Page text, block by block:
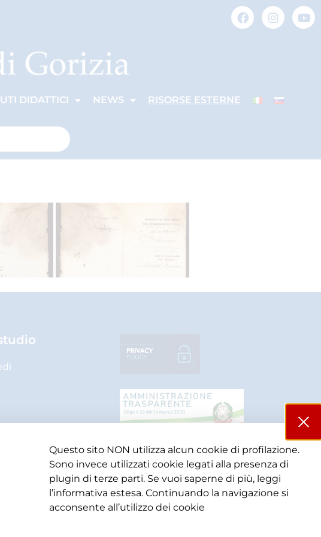
DIDATTICI NEWS RISORSE ESTERNE
venerdì
Questo sito NON utilizza alcun cookie di profilazione.
Sono invece utilizzati cookie legati alla presenza di
plugin di terze parti. Se vuoi saperne di più, leggi
l’informativa estesa. Continuando la navigazione si
acconsente all’utilizzo dei cookie​